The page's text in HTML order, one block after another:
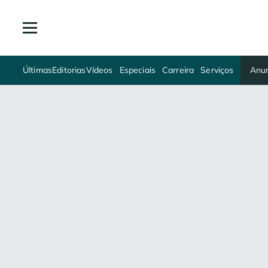
ÚltimasEditoriasVídeos Especiais Carreira Serviços